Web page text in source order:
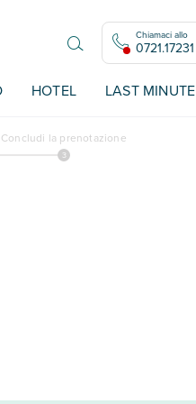
Chiamaci allo
0721.17231
HOTEL LAST MINUTE
Concludi la prenotazione